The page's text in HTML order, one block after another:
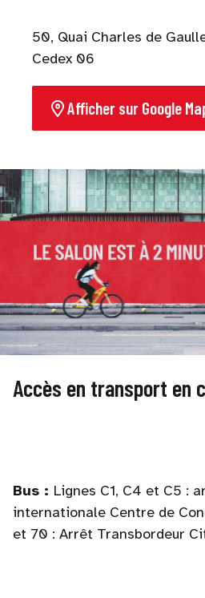
50, Quai Charles de
Cedex 06
Afficher sur Google
Accès en transport en
Bus : Lignes C1, C4 et C5 :
internationale Centre de
et 70 : Arrêt Transbordeur